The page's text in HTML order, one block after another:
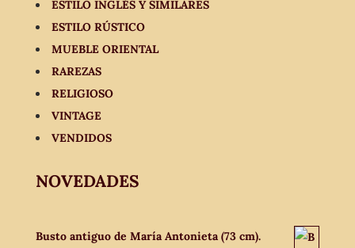
ESTILO INGLÉS Y SIMILARES
ESTILO RÚSTICO
MUEBLE ORIENTAL
RAREZAS
RELIGIOSO
VINTAGE
VENDIDOS
NOVEDADES
Busto antiguo de María Antonieta (73 cm).